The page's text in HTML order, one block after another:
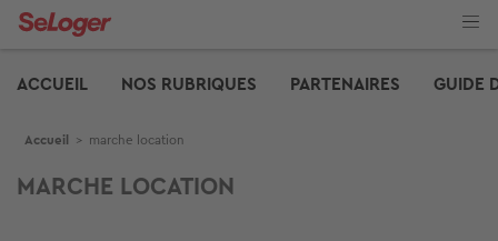
Aller
ACCUEIL
NOS RUBRIQUES PARTENAIRES GUIDE
Fil d'Ariane
Accueil > marche location
MARCHE LOCATION